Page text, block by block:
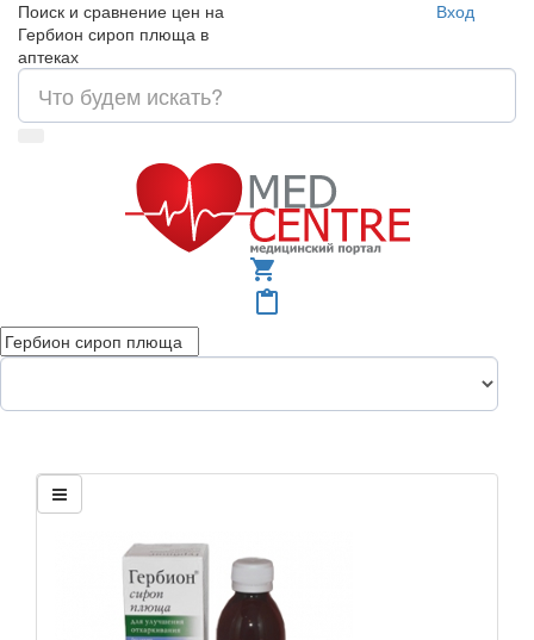
Поиск и сравнение цен на
Гербион сироп плюща в
аптеках
Вход
shopping_cart
content_paste